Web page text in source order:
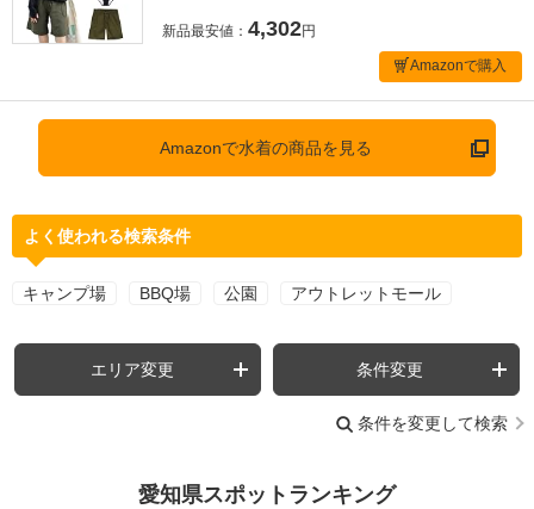
新品最安値： 4,302円
Amazonで購入
Amazonで水着の商品を見る
よく使われる検索条件
キャンプ場 BBQ場 公園 アウトレットモール
エリア変更 条件変更
条件を変更して検索
愛知県スポットランキング